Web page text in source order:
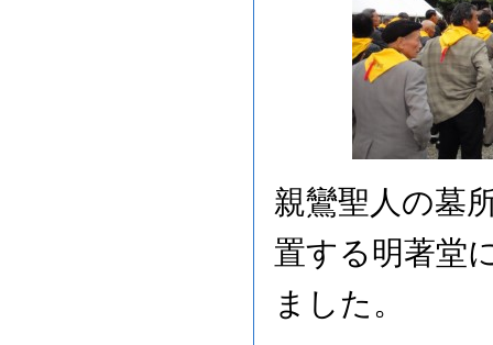
親鸞聖人の墓
置する明著堂
ました。